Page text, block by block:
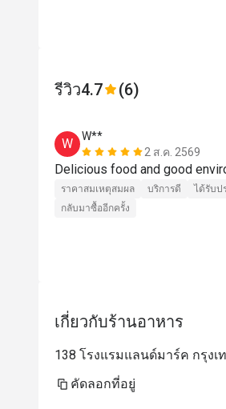
รีวิว4.7 (6)
W
W**
2 ส.ค. 2569
Delicious food and good
ราคาสมเหตุสมผล บริการดี
ได้รับป
กลับมาซื้ออีกครั้ง
เกี่ยวกับร้านอาหาร
138 โรงแรมแลนด์มาร์ค กรุงเ
คัดลอกที่อยู่